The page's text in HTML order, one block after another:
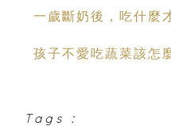
一歲斷奶後，吃什麼
孩子不愛吃蔬菜該怎
Tags :